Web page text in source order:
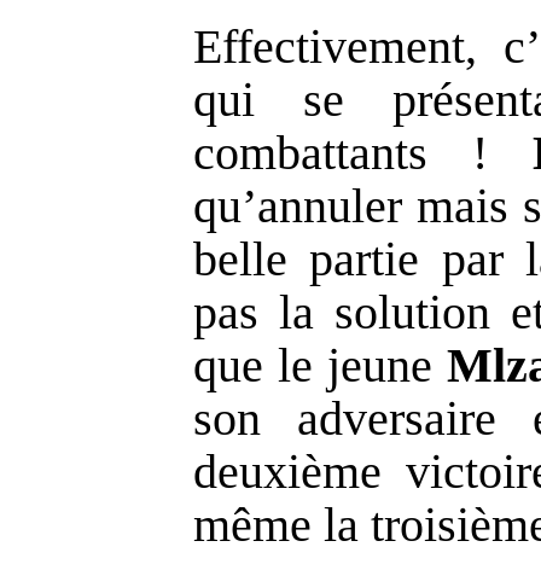
Effectivement,
qui se
combattants !
qu’annuler mais
belle partie par
pas la solution
que le jeune
son
deuxième
même la